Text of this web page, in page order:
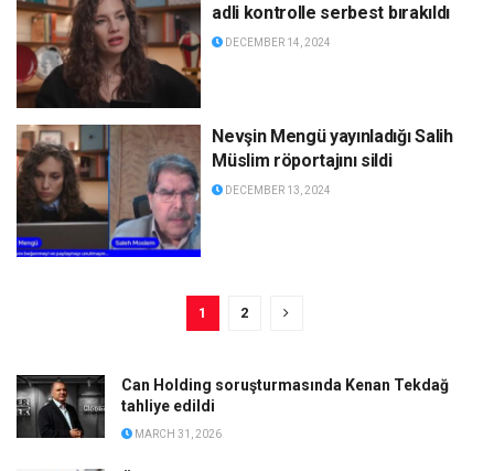
adli kontrolle serbest bırakıldı
DECEMBER 14, 2024
Nevşin Mengü yayınladığı Salih
Müslim röportajını sildi
DECEMBER 13, 2024
1 2
Can Holding soruşturmasında Kenan Tekdağ
tahliye edildi
MARCH 31, 2026